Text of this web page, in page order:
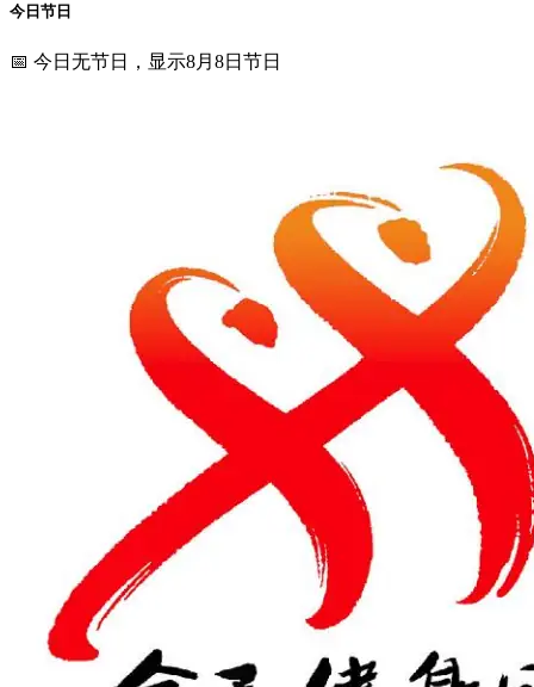
今日节日
📅 今日无节日，显示8月8日节日